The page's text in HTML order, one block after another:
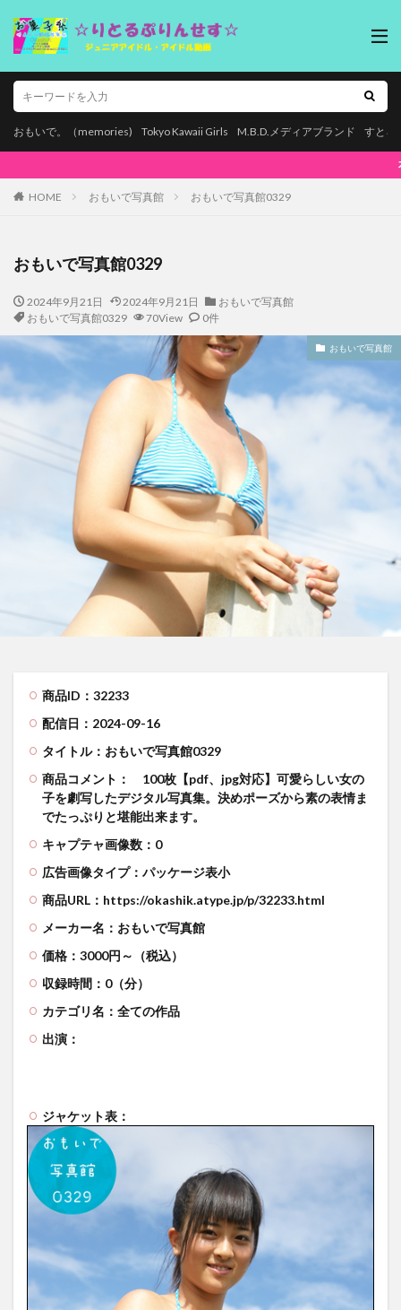
おもいで。（memories) Tokyo Kawaii Girls M.B.D.メディアブランド すとろ
本ページはプロモーションが含まれて
HOME おもいで写真館 おもいで写真館0329
おもいで写真館0329
2024年9月21日 2024年9月21日
おもいで写真館
おもいで写真館0329
70View 0件
おもいで写真館
商品ID：32233
配信日：2024-09-16
タイトル：おもいで写真館0329
商品コメント：
100枚【pdf、jpg対応】可愛らしい女の
子を劇写したデジタル写真集。決めポーズから素の表情ま
でたっぷりと堪能出来ます。
キャプテャ画像数：0
広告画像タイプ：パッケージ表小
商品URL：https://okashik.atype.jp/p/32233.html
メーカー名：おもいで写真館
価格：3000円～（税込）
収録時間：0（分）
カテゴリ名：全ての作品
出演：
ジャケット表：